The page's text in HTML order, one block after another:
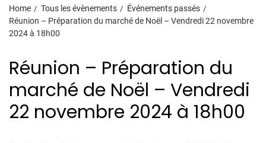
Home Tous les évènements
Événements passés
Réunion – Préparation du marché de Noël – Vendredi 22 novembre
2024 à 18h00
Réunion – Préparation du
marché de Noël – Vendredi
22 novembre 2024 à 18h00